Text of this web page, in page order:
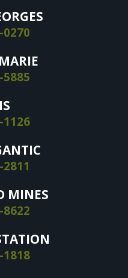
0270
5885
1126
MINES
8622
1818